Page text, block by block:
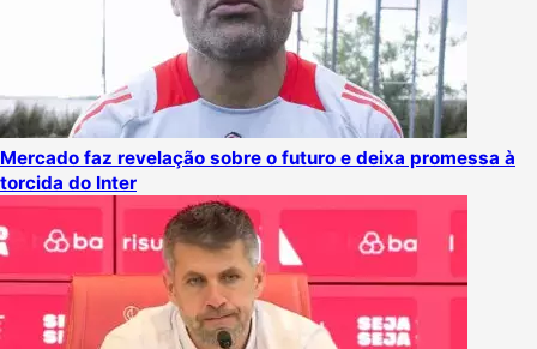
Mercado faz revelação sobre o futuro e deixa promessa à
torcida do Inter